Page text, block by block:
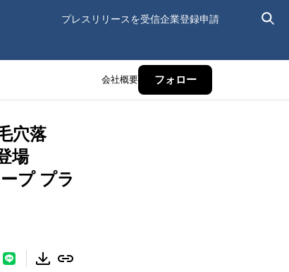
プレスリリースを受信企業登録申請
会社概要 フォロー
穴落
場
プ プラ